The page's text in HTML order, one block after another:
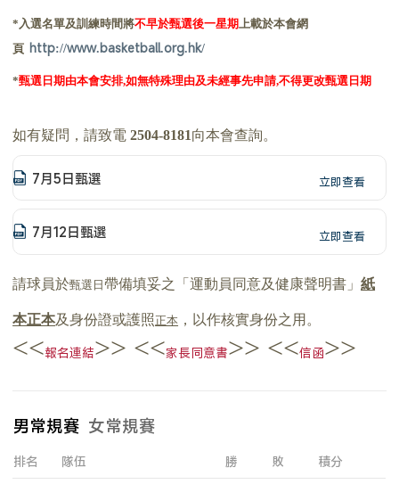
*入選名單及訓練時間將不早於甄選後一星期上載於本會網
頁 http://www.basketball.org.hk/
*甄選日期由本會安排,如無特殊理由及未經事先申請,不得更改甄選日期
如有疑問，請致電 2504-8181向本會查詢。
7月5日甄選 立即查看
7月12日甄選 立即查看
請球員於甄選日帶備填妥之「運動員同意及健康聲明書」紙
本正本及身份證或護照正本 ，以作核實身份之用。
<<報名連結>> <<家長同意書>> <<信函>>
男常規賽 女常規賽
排名 隊伍 勝 敗 積分